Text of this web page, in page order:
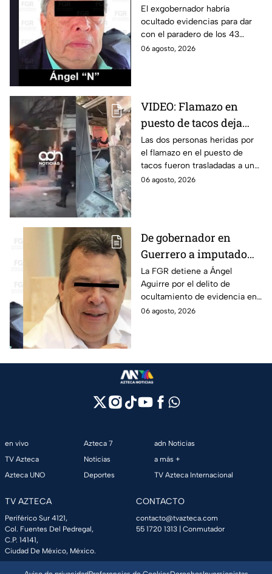
clave y amenazas a
testigos por parte de
exgobernador Ángel
Aguirre: FGR
El exgobernador habría
ocultado evidencias para dar
con el paradero de los 43
estudiantes desaparecidos de
06 agosto, 2026
VIDEO: Flamazo en
puesto de tacos deja
dos heridos en CDMX
Las dos personas heridas por
el flamazo en el puesto de
tacos fueron trasladadas a un
hospital para recibir atención
06 agosto, 2026
De gobernador en
Guerrero a imputado
por la "Verdad
Histórica"; Así fue como
Ángel Aguirre obstruyó
la justicia en caso
La FGR detiene a Ángel
Aguirre por el delito de
ocultamiento de evidencia en
el caso Ayotzinapa. Esta es la
06 agosto, 2026
en vivo
TV Azteca
Azteca UNO
Azteca 7
Noticias
Deportes
adn Noticias
a más +
TV Azteca Internacional
TV AZTECA
Periférico Sur 4121,
Col. Fuentes Del Pedregal,
C.P. 14141,
Ciudad De México, México.
CONTACTO
contacto@tvazteca.com
55 1720 1313 | Conmutador